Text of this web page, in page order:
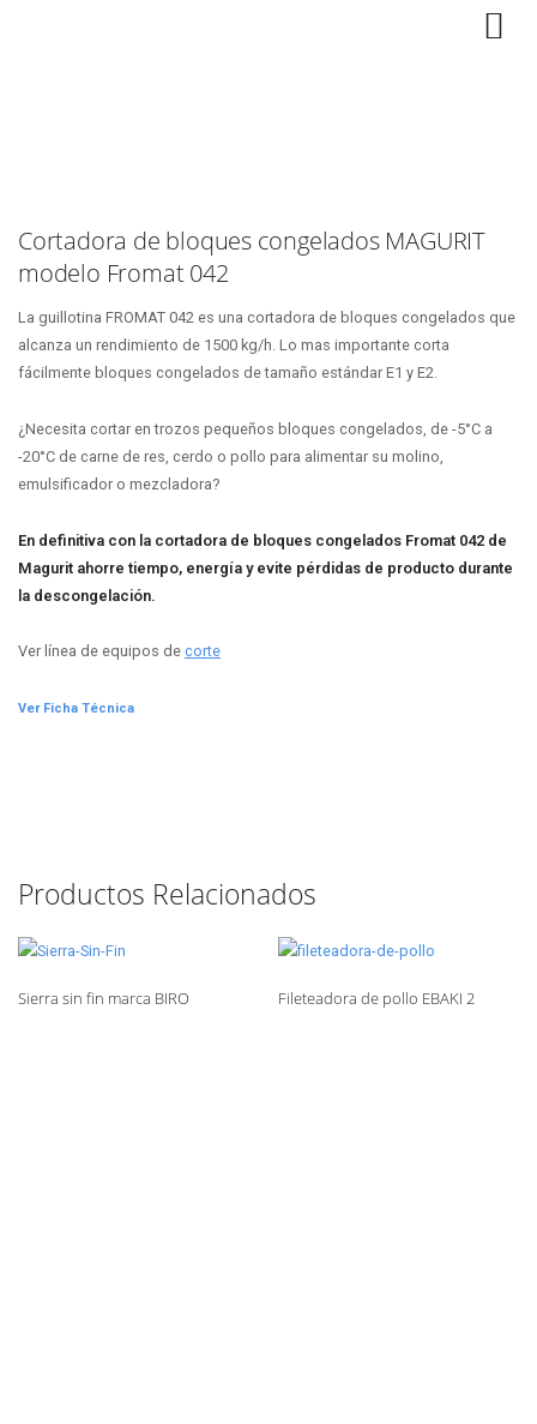
Cortadora de bloques congelados MAGURIT
modelo Fromat 042
La guillotina FROMAT 042 es una cortadora de bloques congelados que
alcanza un rendimiento de 1500 kg/h. Lo mas importante corta
fácilmente bloques congelados de tamaño estándar E1 y E2.
¿Necesita cortar en trozos pequeños bloques congelados, de -5°C a
-20°C de carne de res, cerdo o pollo para alimentar su molino,
emulsificador o mezcladora?
En definitiva con la cortadora de bloques congelados Fromat 042 de
Magurit ahorre tiempo, energía y evite pérdidas de producto durante
la descongelación.
Ver línea de equipos de corte
Ver Ficha Técnica
Productos Relacionados
Sierra sin fin marca BIRO Fileteadora de pollo EBAKI 2